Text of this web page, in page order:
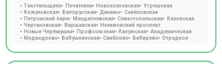
Текстильщики Печатники Новохохловская
Угрешская
Кожуховская
Белорусская Динамо
Савёловская
Петровский парк
Менделеевская Севастопольская
Каховская
Чертановская
Варшавская
Нахимовский проспект
Новые Черёмушки
Профсоюзная Калужская
Академическая
Медведково
Бабушкинская Свиблово Бибирево Отрадное